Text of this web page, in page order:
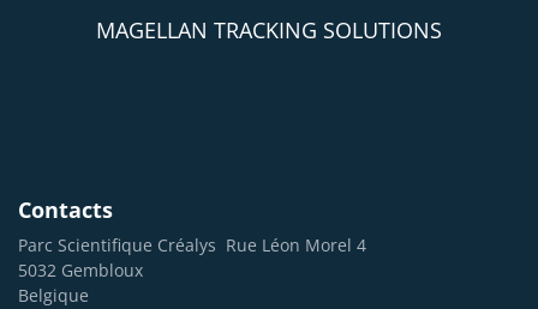
MAGELLAN TRACKING SOLUTIONS
Contacts
Parc Scientifique Créalys Rue Léon Morel 4
5032 Gembloux
Belgique